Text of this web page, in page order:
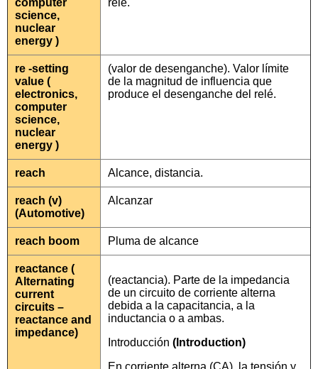
computer
science,
nuclear
energy )
relé.
re -setting
value (
electronics,
computer
science,
nuclear
energy )
(valor de desenganche). Valor límite
de la magnitud de influencia que
produce el desenganche del relé.
reach Alcance, distancia.
reach (v)
(Automotive)
Alcanzar
reach boom Pluma de alcance
reactance (
Alternating
current
circuits –
reactance and
impedance)
(reactancia). Parte de la impedancia
de un circuito de corriente alterna
debida a la capacitancia, a la
inductancia o a ambas.
Introducción (Introduction)
En corriente alterna (CA), la tensión y